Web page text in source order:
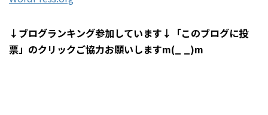
↓ブログランキング参加しています↓「このブログに投
票」のクリックご協力お願いしますm(_ _)m